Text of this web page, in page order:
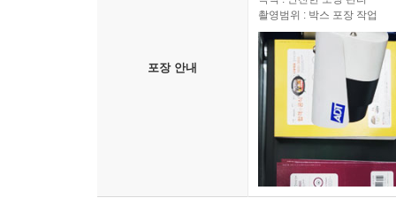
포장 안내
촬영범위 : 박스 포장 작업